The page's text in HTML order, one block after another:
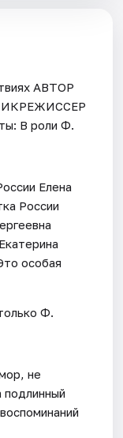
АВТОР
В роли Ф.
Елена
России
особая
Ф.
не
подлинный